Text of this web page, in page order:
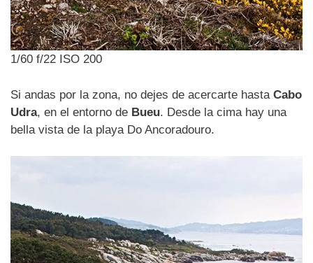
1/60 f/22 ISO 200
Si andas por la zona, no dejes de acercarte hasta Cabo
Udra, en el entorno de Bueu. Desde la cima hay una
bella vista de la playa Do Ancoradouro.